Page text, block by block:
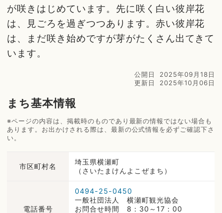
が咲きはじめています。先に咲く白い彼岸花
は、見ごろを過ぎつつあります。赤い彼岸花
は、まだ咲き始めですが芽がたくさん出てきて
います。
公開日
2025年09月18日
更新日
2025年10月06日
まち基本情報
※ページの内容は、掲載時のものであり最新の情報ではない場合も
あります。お出かけされる際は、最新の公式情報を必ずご確認下さ
い。
市区町村名
埼玉県横瀬町
（さいたまけんよこぜまち）
電話番号
0494-25-0450
一般社団法人 横瀬町観光協会
お問合せ時間 8：30～17：00